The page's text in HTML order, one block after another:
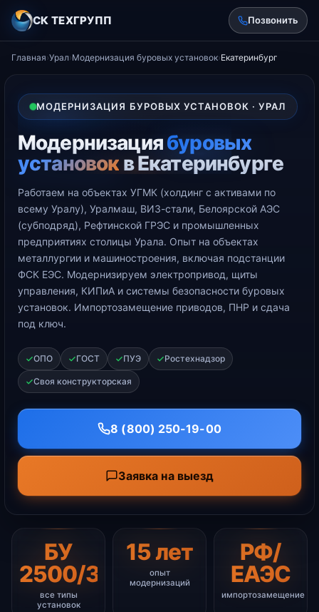
СК ТЕХГРУПП Позвонить
Главная›Урал›Модернизация буровых установок›Екатеринбург
МОДЕРНИЗАЦИЯ БУРОВЫХ УСТАНОВОК · УРАЛ
Модернизациябуровых
установок в Екатеринбурге
Работаем на объектах УГМК (холдинг с активами по
всему Уралу), Уралмаш, ВИЗ-стали, Белоярской АЭС
(субподряд), Рефтинской ГРЭС и промышленных
предприятиях столицы Урала. Опыт на объектах
металлургии и машиностроения, включая подстанции
ФСК ЕЭС. Модернизируем электропривод, щиты
управления, КИПиА и системы безопасности буровых
установок. Импортозамещение приводов, ПНР и сдача
под ключ.
ОПО ГОСТ ПУЭ Ростехнадзор
Своя конструкторская
8 (800) 250-19-00
Заявка на выезд
БУ
2500/3000/4500
все типы
установок
15 лет
опыт
модернизаций
РФ/
ЕАЭС
импортозамещение